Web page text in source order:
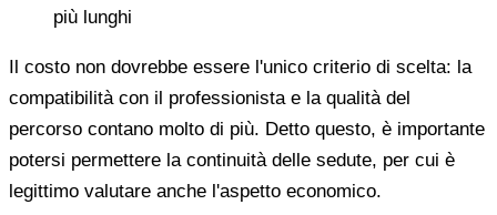
più lunghi
Il costo non dovrebbe essere l'unico criterio di scelta: la
compatibilità con il professionista e la qualità del
percorso contano molto di più. Detto questo, è importante
potersi permettere la continuità delle sedute, per cui è
legittimo valutare anche l'aspetto economico.